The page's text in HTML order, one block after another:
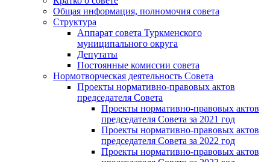
Общая информация, полномочия совета
Структура
Аппарат совета Туркменского
муниципального округа
Депутаты
Постоянные комиссии совета
Нормотворческая деятельность Совета
Проекты нормативно-правовых актов
председателя Cовета
Проекты нормативно-правовых актов
председателя Cовета за 2021 год
Проекты нормативно-правовых актов
председателя Cовета за 2022 год
Проекты нормативно-правовых актов